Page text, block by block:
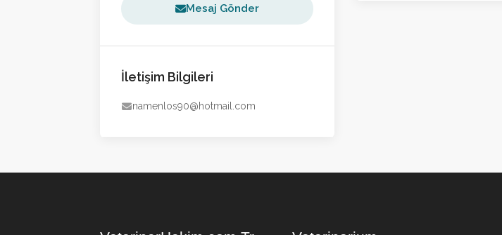
Mesaj Gönder
İletişim Bilgileri
namenlos90@hotmail.com